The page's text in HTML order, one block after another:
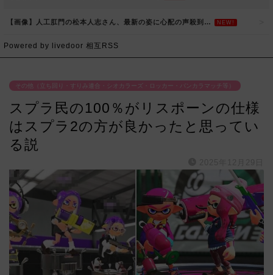
【画像】人工肛門の松本人志さん、最新の姿に心配の声殺到… NEW!
Powered by livedoor 相互RSS
その他（立ち回り・すりみ連合・シオカラーズ・ロッカー・バンカラマッチ等）
スプラ民の100％がリスポーンの仕様
はスプラ2の方が良かったと思ってい
る説